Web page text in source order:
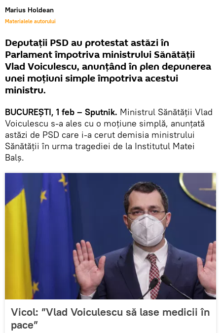
Marius Holdean
Materialele autorului
Deputații PSD au protestat astăzi în
Parlament împotriva ministrului Sănătății
Vlad Voiculescu, anunțând în plen depunerea
unei moțiuni simple împotriva acestui
ministru.
BUCUREȘTI, 1 feb – Sputnik. Ministrul Sănătății Vlad
Voiculescu s-a ales cu o moțiune simplă, anunțată
astăzi de PSD care i-a cerut demisia ministrului
Sănătății în urma tragediei de la Institutul Matei
Balș.
Vicol: ”Vlad Voiculescu să lase medicii în
pace”